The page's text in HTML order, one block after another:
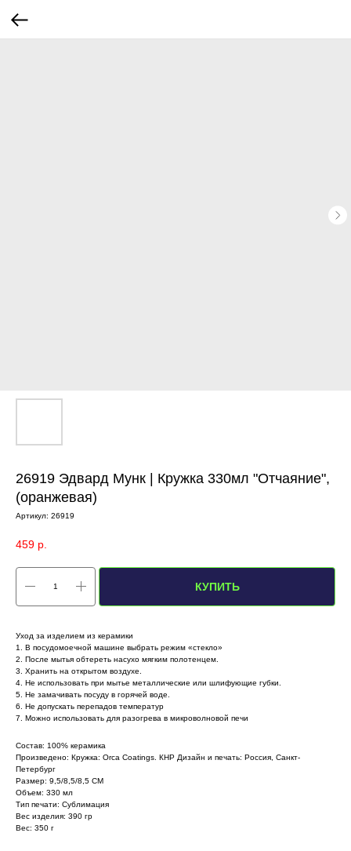
26919 Эдвард Мунк | Кружка 330мл "Отчаяние",
(оранжевая)
Артикул: 26919
459 р.
КУПИТЬ
Уход за изделием из керамики
1. В посудомоечной машине выбрать режим «стекло»
2. После мытья обтереть насухо мягким полотенцем.
3. Хранить на открытом воздухе.
4. Не использовать при мытье металлические или шлифующие губки.
5. Не замачивать посуду в горячей воде.
6. Не допускать перепадов температур
7. Можно использовать для разогрева в микроволновой печи
Состав: 100% керамика
Произведено: Кружка: Orca Coatings. КНР Дизайн и печать: Россия, Санкт-
Петербург
Размер: 9,5/8,5/8,5 СМ
Объем: 330 мл
Тип печати: Сублимация
Вес изделия: 390 гр
Вес: 350 г